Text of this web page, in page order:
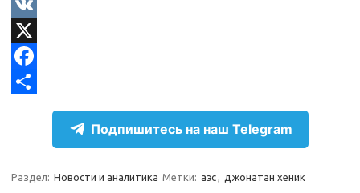
e
e
g
O
d
n
o
s
V
KX
F
bр
Подпишитесь на наш Telegram
Раздел: Новости и аналитика Метки: аэс, джонатан хеник